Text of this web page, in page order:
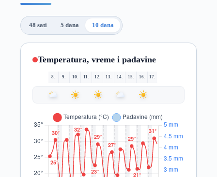
48 sati 5 dana 10 dana
Temperatura, vreme i padavine
8. 9. 10. 11. 12. 13. 14. 15. 16. 17.